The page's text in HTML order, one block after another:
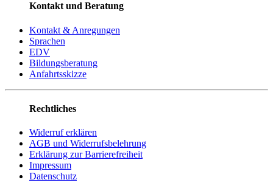
Kontakt und Beratung
Kontakt & Anregungen
Sprachen
EDV
Bildungsberatung
Anfahrtsskizze
Rechtliches
Widerruf erklären
AGB und Widerrufsbelehrung
Erklärung zur Barrierefreiheit
Impressum
Datenschutz